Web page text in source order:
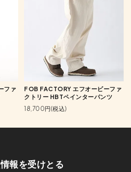
ファ
FOB FACTORY エフオービーファ
クトリー HBTペインターパンツ
18,700円(税込)
報を受けとる